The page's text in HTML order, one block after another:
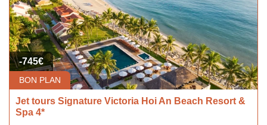
BON PLAN
-745€
Jet tours Signature Victoria Hoi An Beach Resort &
Spa 4*